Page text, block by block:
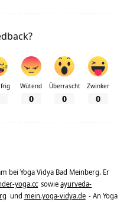
Wütend
0
Überrascht
0
Zwinker
0
bei Yoga Vidya Bad Meinberg. Er
yoga.cc sowieayurveda-
und mein.yoga-vidya.de - An Yoga